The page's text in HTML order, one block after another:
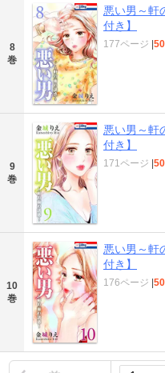
8
巻
悪い男～軒
付き】
177ページ
9
巻
悪い男～軒
付き】
171ページ
10
巻
悪い男～軒
付き】
176ページ